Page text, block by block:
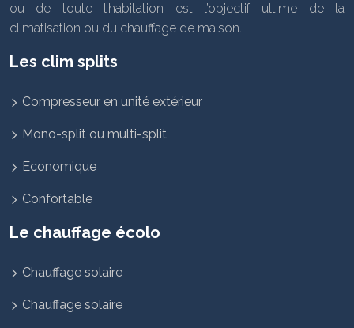
ou de toute l’habitation est l’objectif ultime de la
climatisation ou du chauffage de maison.
Les clim splits
Compresseur en unité extérieur
Mono-split ou multi-split
Economique
Confortable
Le chauffage écolo
Chauffage solaire
Chauffage solaire